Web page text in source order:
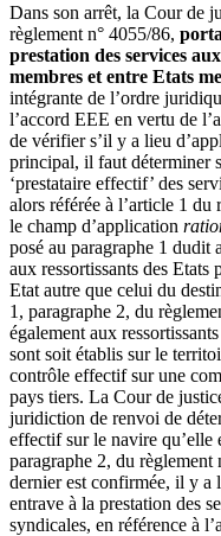
Dans son arrêt, la Cour de
règlement n° 4055/86,
prestation des services
membres et entre Etats
intégrante de l’ordre
l’accord EEE en vertu de
de vérifier s’il y a lieu
principal, il faut déterminer
‘prestataire effectif’ des
alors référée à l’article 1
le champ d’application
posé au paragraphe 1 dudit
aux ressortissants des Etats
Etat autre que celui du
1, paragraphe 2, du
également aux
sont soit établis sur le
contrôle effectif sur une
pays tiers. La Cour de
juridiction de renvoi de
effectif sur le navire qu’elle
paragraphe 2, du
dernier est confirmée, il y a
entrave à la prestation des
syndicales, en référence à